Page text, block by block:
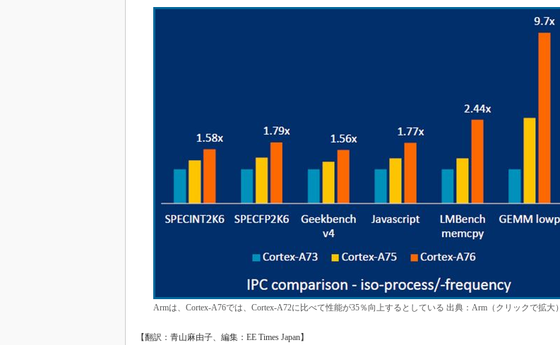
Armは、Cortex-A76では、Cortex-A72に比べて性能が35％向上するとしている 出典：Arm（クリックで拡大）
【翻訳：青山麻由子、編集：EE Times Japan】